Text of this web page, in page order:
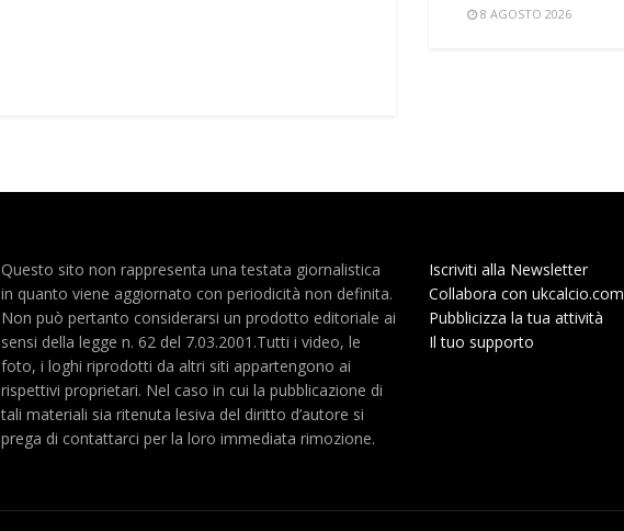
8 AGOSTO 2026
Questo sito non rappresenta una testata giornalistica
in quanto viene aggiornato con periodicità non definita.
Non può pertanto considerarsi un prodotto editoriale ai
sensi della legge n. 62 del 7.03.2001.Tutti i video, le
foto, i loghi riprodotti da altri siti appartengono ai
rispettivi proprietari. Nel caso in cui la pubblicazione di
tali materiali sia ritenuta lesiva del diritto d’autore si
prega di contattarci per la loro immediata rimozione.
Iscriviti alla Newsletter
Collabora con ukcalcio.com
Pubblicizza la tua attività
Il tuo supporto